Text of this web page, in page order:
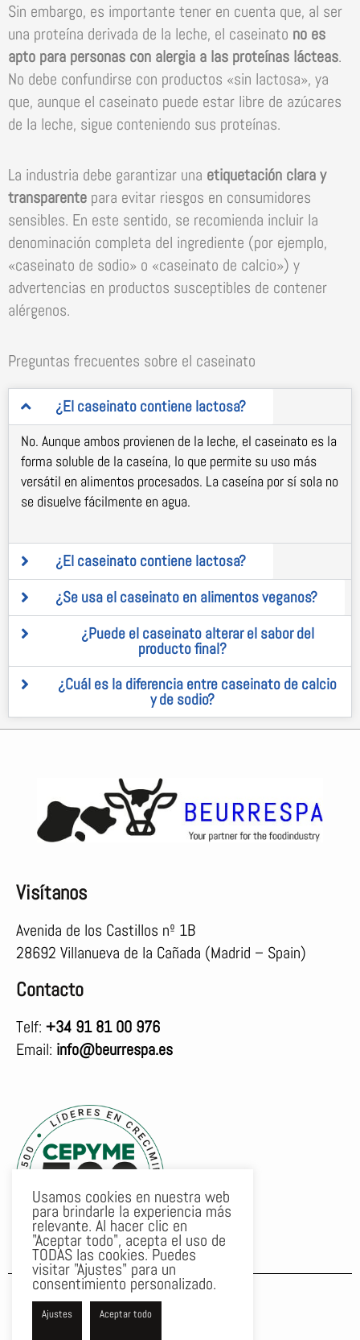
Sin embargo, es importante tener en cuenta que, al ser
una proteína derivada de la leche, el caseinato no es
apto para personas con alergia a las proteínas lácteas.
No debe confundirse con productos «sin lactosa», ya
que, aunque el caseinato puede estar libre de azúcares
de la leche, sigue conteniendo sus proteínas.
La industria debe garantizar una etiquetación clara y
transparente para evitar riesgos en consumidores
sensibles. En este sentido, se recomienda incluir la
denominación completa del ingrediente (por ejemplo,
«caseinato de sodio» o «caseinato de calcio») y
advertencias en productos susceptibles de contener
alérgenos.
Preguntas frecuentes sobre el caseinato
¿El caseinato contiene lactosa?
No. Aunque ambos provienen de la leche, el caseinato es la
forma soluble de la caseína, lo que permite su uso más
versátil en alimentos procesados. La caseína por sí sola no
se disuelve fácilmente en agua.
¿El caseinato contiene lactosa?
¿Se usa el caseinato en alimentos veganos?
¿Puede el caseinato alterar el sabor del
producto final?
¿Cuál es la diferencia entre caseinato de calcio
y de sodio?
Visítanos
Avenida de los Castillos nº 1B
28692 Villanueva de la Cañada (Madrid – Spain)
Contacto
Telf: +34 91 81 00 976
Email: info@beurrespa.es
F
a
Usamos cookies en nuestra web
para brindarle la experiencia más
relevante. Al hacer clic en
"Aceptar todo", acepta el uso de
TODAS las cookies. Puedes
visitar "Ajustes" para un
consentimiento personalizado.
Ajustes Aceptar todo